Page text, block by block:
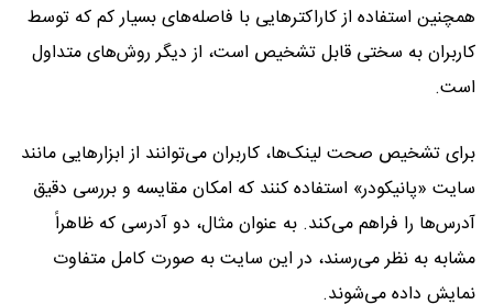
همچنین استفاده از کاراکترهایی با فاصله‌های بسیار کم که توسط
کاربران به سختی قابل تشخیص است، از دیگر روش‌های متداول
است.
برای تشخیص صحت لینک‌ها، کاربران می‌توانند از ابزارهایی مانند
سایت «پانیکودر» استفاده کنند که امکان مقایسه و بررسی دقیق
آدرس‌ها را فراهم می‌کند. به عنوان مثال، دو آدرسی که ظاهراً
مشابه به نظر می‌رسند، در این سایت به صورت کامل متفاوت
نمایش داده می‌شوند.